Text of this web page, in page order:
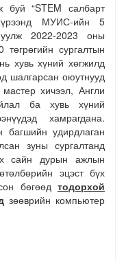
буй “STEM салбарт
МУИС-ийн 5
2022-2023 оны
сургалтын
хувь хүний хөгжилд
шалгарсан оюутнууд
хичээл, Англи
ба хувь хүний
хамрагдана.
удирдлаган
зуны сургалтанд
сайн дурын ажлын
эцэст бүх
бөгөөд тодорхой
зөөврийн компьютер